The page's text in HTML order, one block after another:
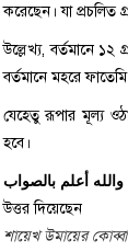
করেছেন। যা প্রচলিত
উল্লেখ্য, বর্তমানে ১২
বর্তমানে মহরে
যেহেতু রূপার মূল্য
হবে।
والله أعلم بالصواب
উত্তর দিয়েছেন
শায়েখ উমায়ের